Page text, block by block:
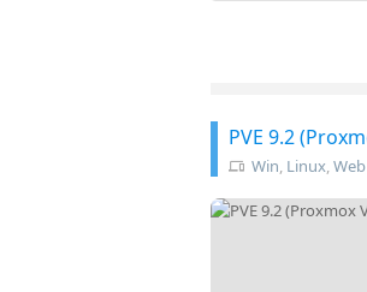
Android 14，跨过整
PVE 9.2
Win, Linux,Web